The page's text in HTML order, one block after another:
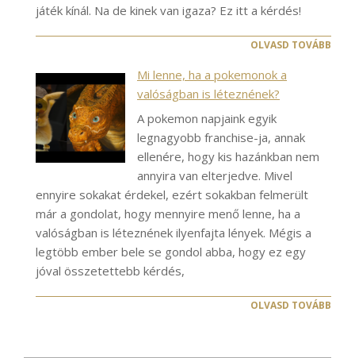
játék kínál. Na de kinek van igaza? Ez itt a kérdés!
OLVASD TOVÁBB
Mi lenne, ha a pokemonok a
valóságban is léteznének?
A pokemon napjaink egyik
legnagyobb franchise-ja, annak
ellenére, hogy kis hazánkban nem
annyira van elterjedve. Mivel
ennyire sokakat érdekel, ezért sokakban felmerült
már a gondolat, hogy mennyire menő lenne, ha a
valóságban is léteznének ilyenfajta lények. Mégis a
legtöbb ember bele se gondol abba, hogy ez egy
jóval összetettebb kérdés,
OLVASD TOVÁBB